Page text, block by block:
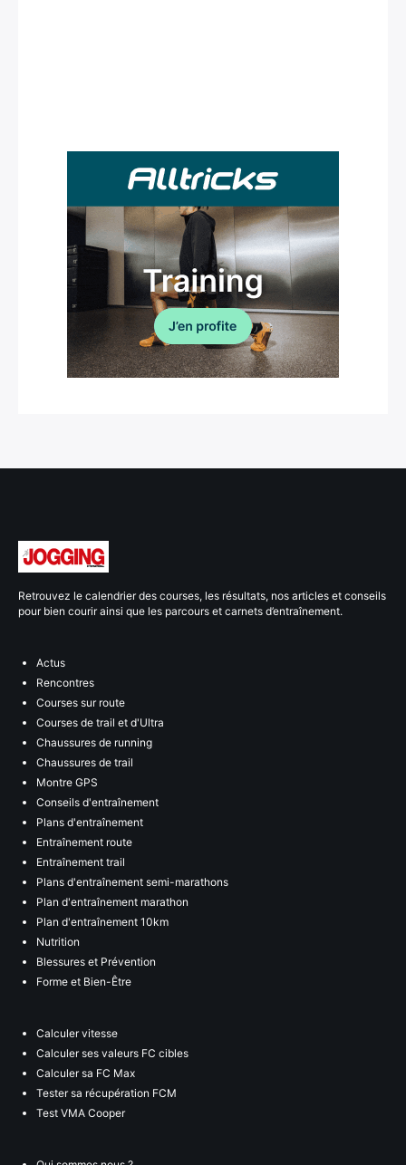
Retrouvez le calendrier des courses, les résultats, nos articles et conseils
pour bien courir ainsi que les parcours et carnets d’entraînement.
Actus
Rencontres
Courses sur route
Courses de trail et d'Ultra
Chaussures de running
Chaussures de trail
Montre GPS
Conseils d'entraînement
Plans d'entraînement
Entraînement route
Entraînement trail
Plans d'entraînement semi-marathons
Plan d'entraînement marathon
Plan d'entraînement 10km
Nutrition
Blessures et Prévention
Forme et Bien-Être
Calculer vitesse
Calculer ses valeurs FC cibles
Calculer sa FC Max
Tester sa récupération FCM
Test VMA Cooper